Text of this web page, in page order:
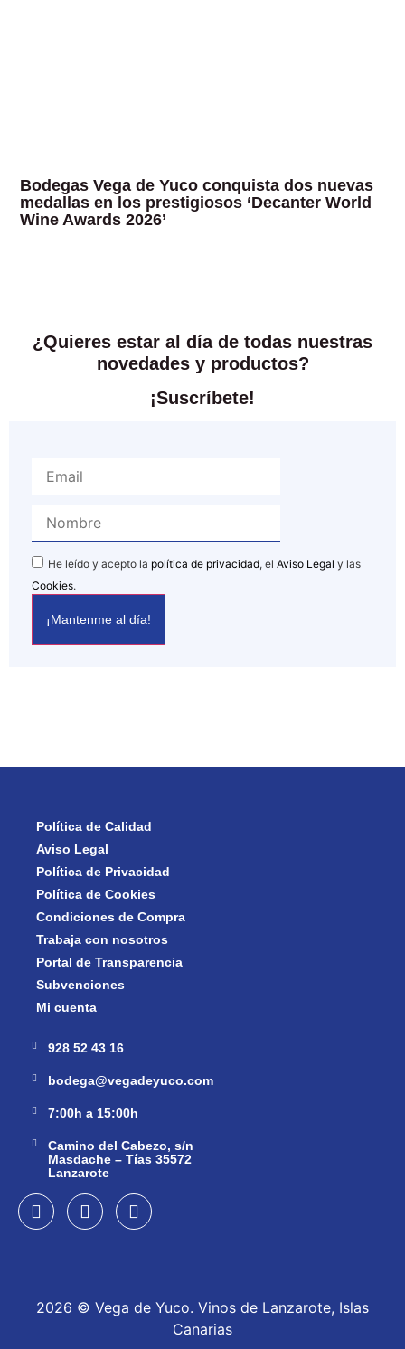
Bodegas Vega de Yuco conquista dos nuevas
medallas en los prestigiosos ‘Decanter World
Wine Awards 2026’
¿Quieres estar al día de todas nuestras
novedades y productos?
¡Suscríbete!
He leído y acepto la política de privacidad, el Aviso Legal y las
Cookies.
Política de Calidad
Aviso Legal
Política de Privacidad
Política de Cookies
Condiciones de Compra
Trabaja con nosotros
Portal de Transparencia
Subvenciones
Mi cuenta
928 52 43 16
bodega@vegadeyuco.com
7:00h a 15:00h
Camino del Cabezo, s/n
Masdache – Tías 35572
Lanzarote
2026 © Vega de Yuco. Vinos de Lanzarote, Islas
Canarias